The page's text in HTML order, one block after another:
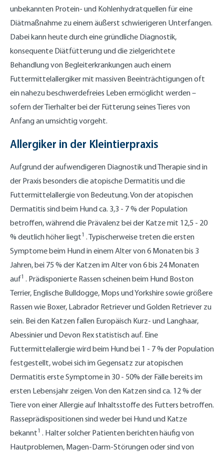
unbekannten Protein- und Kohlenhydratquellen für eine
Diätmaßnahme zu einem äußerst schwierigeren Unterfangen.
Dabei kann heute durch eine gründliche Diagnostik,
konsequente Diätfütterung und die zielgerichtete
Behandlung von Begleiterkrankungen auch einem
Futtermittelallergiker mit massiven Beeinträchtigungen oft
ein nahezu beschwerdefreies Leben ermöglicht werden –
sofern der Tierhalter bei der Fütterung seines Tieres von
Anfang an umsichtig vorgeht.
Allergiker in der Kleintierpraxis
Aufgrund der aufwendigeren Diagnostik und Therapie sind in
der Praxis besonders die atopische Dermatitis und die
Futtermittelallergie von Bedeutung. Von der atopischen
Dermatitis sind beim Hund ca. 3,3 - 7 % der Population
betroffen, während die Prävalenz bei der Katze mit 12,5 - 20
% deutlich höher liegt1 . Typischerweise treten die ersten
Symptome beim Hund in einem Alter von 6 Monaten bis 3
Jahren, bei 75 % der Katzen im Alter von 6 bis 24 Monaten
auf1 . Prädisponierte Rassen scheinen beim Hund Boston
Terrier, Englische Bulldogge, Mops und Yorkshire sowie größere
Rassen wie Boxer, Labrador Retriever und Golden Retriever zu
sein. Bei den Katzen fallen Europäisch Kurz- und Langhaar,
Abessinier und Devon Rex statistisch auf. Eine
Futtermittelallergie wird beim Hund bei 1 - 7 % der Population
festgestellt, wobei sich im Gegensatz zur atopischen
Dermatitis erste Symptome in 30 - 50% der Fälle bereits im
ersten Lebensjahr zeigen. Von den Katzen sind ca. 12 % der
Tiere von einer Allergie auf Inhaltsstoffe des Futters betroffen.
Rasseprädispositionen sind weder bei Hund und Katze
bekannt1 . Halter solcher Patienten berichten häufig von
Hautproblemen, Magen-Darm-Störungen oder sind von